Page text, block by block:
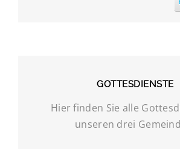
GOTTESDIENSTE
Hier finden Sie alle
unseren drei